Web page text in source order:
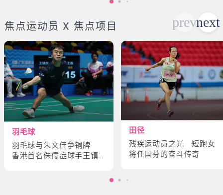
焦点运动员 X 焦点项目
羽毛球
羽毛球与朱文佳争铜牌
香港首名侏儒症球手王镇
田径
残疾运动员之光 短跑女
将任国芬的奋斗传奇